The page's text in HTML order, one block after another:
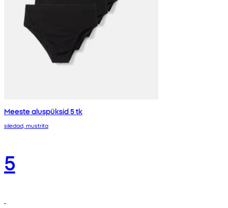
Meeste aluspüksid 5 tk
siledad, mustrita
5